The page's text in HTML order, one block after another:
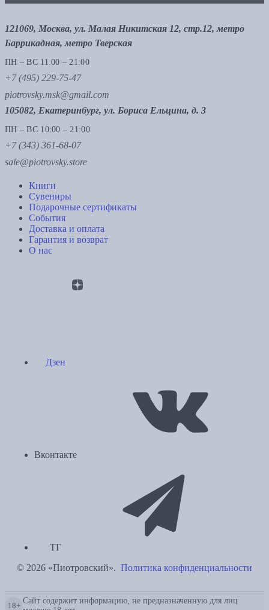
121069, Москва, ул. Малая Никитская 12, стр.12, метро
Баррикадная, метро Тверская
ПН – ВС 11:00 – 21:00
+7 (495) 229-75-47
piotrovsky.msk@gmail.com
105082, Екатеринбург, ул. Бориса Ельцина, д. 3
ПН – ВС 10:00 – 21:00
+7 (343) 361-68-07
sale@piotrovsky.store
Книги
Сувениры
Подарочные сертификаты
События
Доставка и оплата
Гарантия и возврат
О нас
Дзен
Вконтакте
ТГ
© 2026 «Пиотровский». Политика конфиденциальности
18+
Сайт содержит информацию, не предназначенную для лиц